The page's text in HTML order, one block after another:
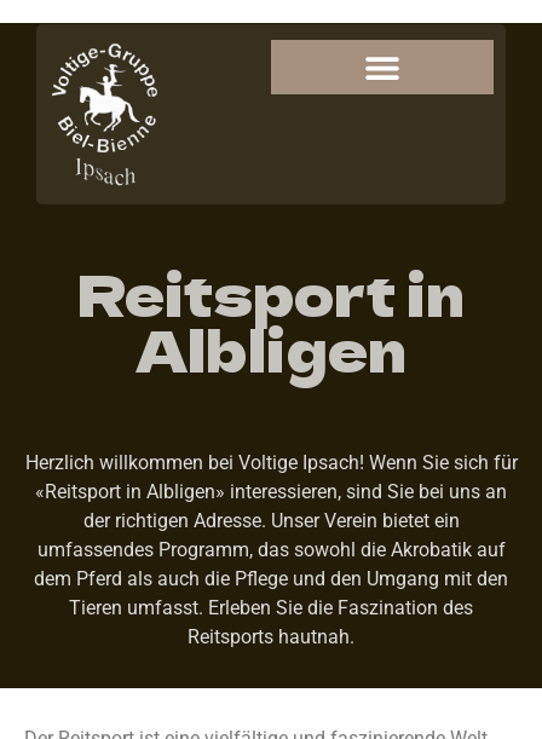
Reitsport in
Albligen
Herzlich willkommen bei Voltige Ipsach! Wenn Sie sich für
«Reitsport in Albligen» interessieren, sind Sie bei uns an
der richtigen Adresse. Unser Verein bietet ein
umfassendes Programm, das sowohl die Akrobatik auf
dem Pferd als auch die Pflege und den Umgang mit den
Tieren umfasst. Erleben Sie die Faszination des
Reitsports hautnah.